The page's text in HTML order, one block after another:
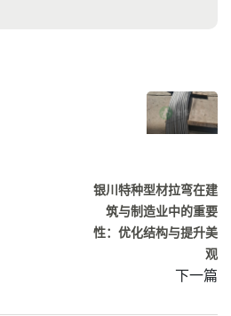
银川特种型材拉弯在建
筑与制造业中的重要
性：优化结构与提升美
观
下一篇